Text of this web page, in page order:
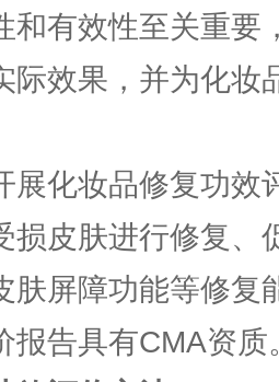
和有效性至关重要
际效果，并为化妆
展化妆品修复功效
损皮肤进行修复、
肤屏障功能等修复
报告具有CMA资质